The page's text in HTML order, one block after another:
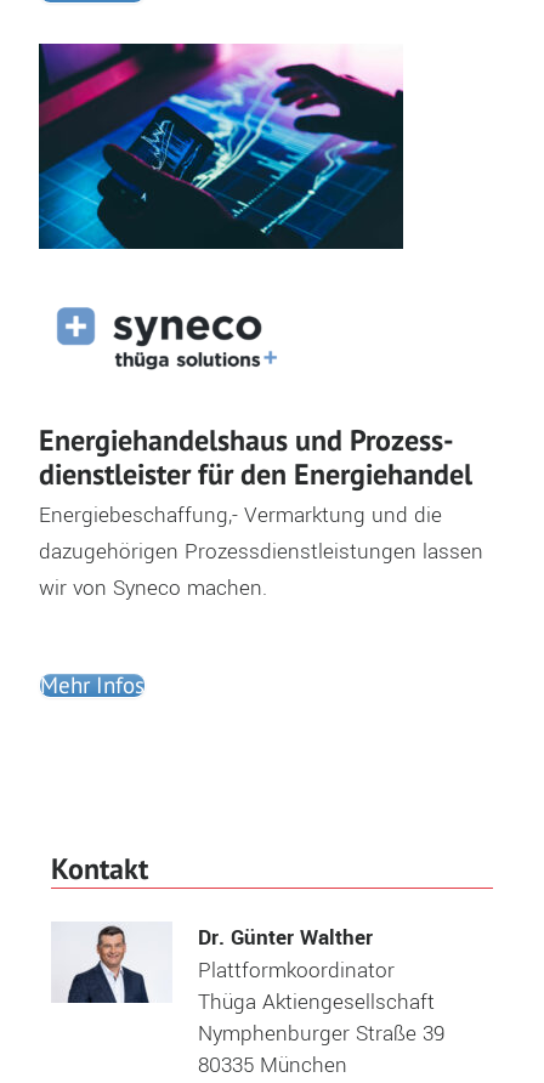
Energie­handels­haus und Prozess­
dienst­leister für den Energie­handel
Energiebeschaffung,- Vermarktung und die
dazugehörigen Prozessdienstleistungen lassen
wir von Syneco machen.
Mehr Infos
Kontakt
Dr. Günter Walther
Plattformkoordinator
Thüga Aktiengesellschaft
Nymphenburger Straße 39
80335 München